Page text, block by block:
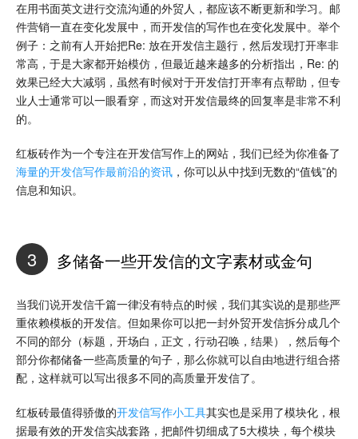
在用书面英文进行交流沟通的外贸人，都应该不断更新和学习。邮
件营销一直在变化发展中，而开发信的写作也在变化发展中。举个
例子：之前有人开始把Re: 放在开发信主题行，然后发现打开率非
常高，于是大家都开始模仿，但最近越来越多的分析指出，Re: 的
效果已经大大减弱，虽然有时候对于开发信打开率有点帮助，但专
业人士通常可以一眼看穿，而这对开发信最终的回复率是非常不利
的。
红板砖作为一个专注在开发信写作上的网站，我们已经为你准备了
海量的开发信写作最前沿的资讯 ，你可以从中找到无数的“值钱”的
信息和知识。
3 多储备一些开发信的文字素材或金句
当我们说开发信千篇一律没有特点的时候，我们其实说的是那些严
重依赖模板的开发信。但如果你可以把一封外贸开发信拆分成几个
不同的部分（标题，开场白，正文，行动召唤，结果），然后每个
部分你都储备一些高质量的句子，那么你就可以自由地进行组合搭
配，这样就可以写出很多不同的高质量开发信了。
红板砖最值得骄傲的开发信写作小工具其实也是采用了模块化，根
据最有效的开发信实战套路，把邮件切细成了5大模块，每个模块